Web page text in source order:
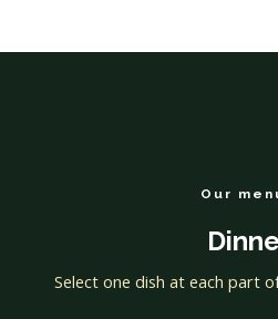
Our
Select one dish at each part